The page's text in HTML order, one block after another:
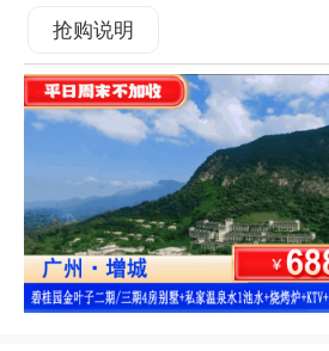
抢购说明